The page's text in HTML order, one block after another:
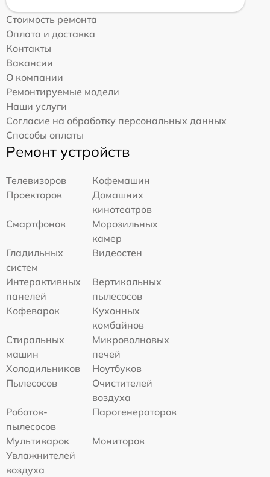
Стоимость ремонта
Оплата и доставка
Контакты
Вакансии
О компании
Ремонтируемые модели
Наши услуги
Согласие на обработку персональных данных
Способы оплаты
Ремонт устройств
Телевизоров
Кофемашин
Проекторов
Домашних
кинотеатров
Смартфонов
Морозильных
камер
Гладильных
систем
Видеостен
Интерактивных
панелей
Вертикальных
пылесосов
Кофеварок
Кухонных
комбайнов
Стиральных
машин
Микроволновых
печей
Холодильников
Ноутбуков
Пылесосов
Очистителей
воздуха
Роботов-
пылесосов
Парогенераторов
Мультиварок
Мониторов
Увлажнителей
воздуха